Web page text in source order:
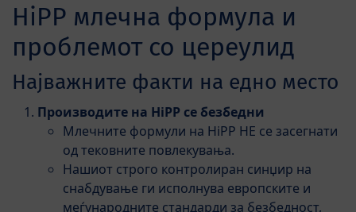
HiPP млечна формула и
проблемот со церeулид
Најважните факти на едно место
Производите на HiPP се безбедни
Млечните формули на HiPP НЕ се засегнати
од тековните повлекувања.
Нашиот строго контролиран синџир на
снабдување ги исполнува европските и
меѓународните стандарди за безбедност,